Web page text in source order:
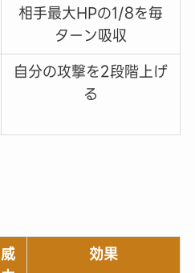
相手最大HPの1/8を毎
ターン吸収
自分の攻撃を2段階上げ
る
威
効果